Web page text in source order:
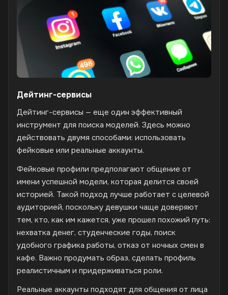
Дейтинг-сервисы
Дейтинг-сервисы — еще один эффективный
инструмент для поиска моделей. Здесь можно
действовать двумя способами: использовать
фейковые или реальные аккаунты.
Фейковые профили предполагают общение от
имени успешной модели, которая делится своей
историей. Такой подход лучше работает с целевой
аудиторией, поскольку девушки чаще доверяют
тем, кто, как им кажется, уже прошел похожий путь:
нехватка денег, студенческие годы, поиск
удобного графика работы, отказ от ночных смен в
кафе. Важно продумать образ, сделать профиль
реалистичным и придерживаться роли.
Реальные аккаунты подходят для общения от лица